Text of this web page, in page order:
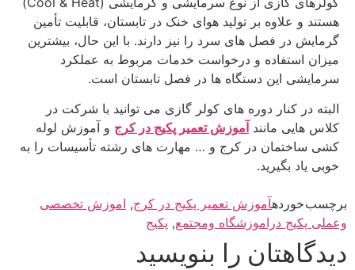
هستند و علاوه بر تولید هوای خنک در تابستان، قابلیت تأمین
گرمایش در فصل‌ های سرد را نیز دارند. با این حال، بیشترین
میزان استفاده و درخواست خدمات مربوط به عملکرد
سرمایشی این دستگاه‌ ها در فصل تابستان است.
البته در کنار دوره های کولر گازی می توانید با شرکت در
کلاس هایی مانند آموزش تعمیر پکیج در کرج و آموزش لوله
کشی ساختمان در کرج و … مهارت های رشته تأسیسات را به
خوبی یاد بگیرید.
برچسب خوردهآموزش تعمیر پکیج در کرج, اموزش تخصصی
وعملی پکیج دراموزشگاه ومجتمع, پکیج
دیدگاهتان را بنویسید